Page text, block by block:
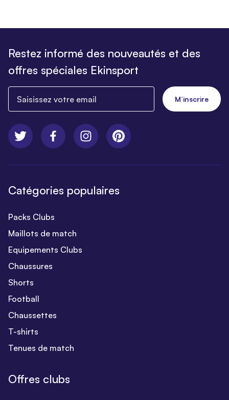
Restez informé des nouveautés et des
offres spéciales Ekinsport
M’inscrire
Catégories populaires
Packs Clubs
Maillots de match
Equipements Clubs
Chaussures
Shorts
Football
Chaussettes
T-shirts
Tenues de match
Offres clubs